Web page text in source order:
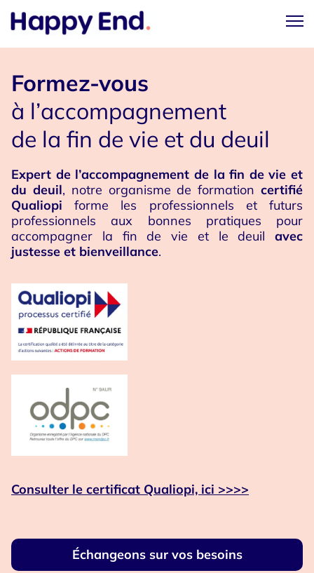
Formez-vous
à l’accompagnement
de la fin de vie et du deuil
Expert de l’accompagnement de la fin de vie et
du deuil, notre organisme de formationcertifié
Qualiopi forme les professionnels et futurs
professionnels aux bonnes pratiques pour
accompagner la fin de vie et le deuil avec
justesse et bienveillance.
Consulter le certificat Qualiopi, ici >>>>
Échangeons sur vos besoins